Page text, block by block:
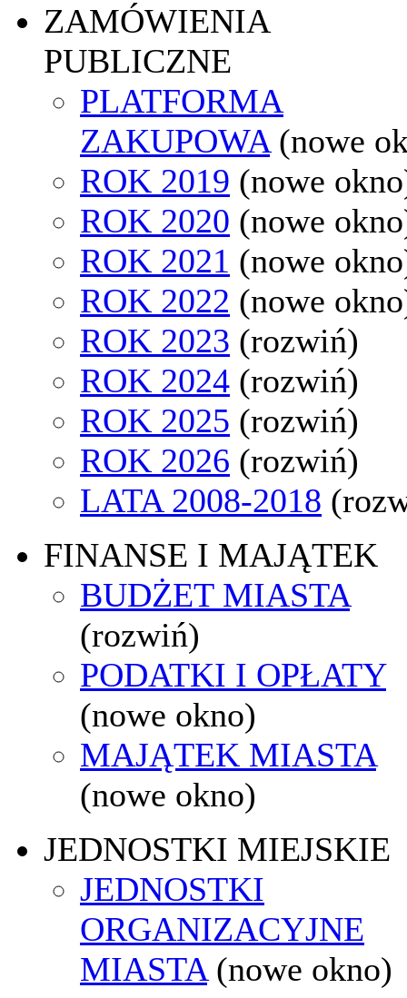
ZAMÓWIENIA
PUBLICZNE
PLATFORMA
ZAKUPOWA (nowe
ROK 2019 (nowe
ROK 2020 (nowe
ROK 2021 (nowe
ROK 2022 (nowe
ROK 2023 (rozwiń)
ROK 2024 (rozwiń)
ROK 2025 (rozwiń)
ROK 2026 (rozwiń)
LATA 2008-2018
FINANSE I MAJĄTEK
BUDŻET MIASTA
(rozwiń)
PODATKI I OPŁATY
(nowe okno)
MAJĄTEK MIASTA
(nowe okno)
JEDNOSTKI MIEJSKIE
JEDNOSTKI
ORGANIZACYJNE
MIASTA (nowe okno)